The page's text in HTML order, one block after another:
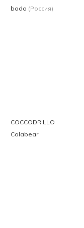
bodo (Россия)
COCCODRILLO
Colabear